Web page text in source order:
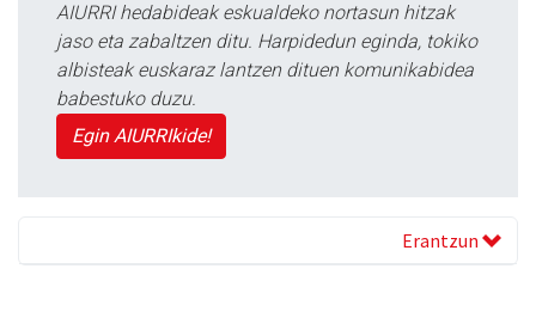
AIURRI hedabideak eskualdeko nortasun hitzak
jaso eta zabaltzen ditu. Harpidedun eginda, tokiko
albisteak euskaraz lantzen dituen komunikabidea
babestuko duzu.
Egin AIURRIkide!
Erantzun